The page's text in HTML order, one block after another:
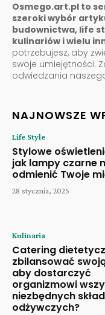
Osmego.art.pl to
szeroki wybór
budownictwa, life
kulinariów i wielu
potrzebujesz, aby
swoje umiejętności.
odwiedzania
NAJNOWSZE
Life Style
Stylowe
jak lampy czarne
odmienić Twoje
28 stycznia, 2025
Kulinaria
Catering
zbilansować
aby dostarczyć
organizmowi
niezbędnych
odżywczych?